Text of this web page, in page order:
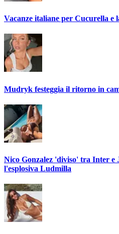
Vacanze italiane per Cucurella e
Mudryk festeggia il ritorno in
Nico Gonzalez 'diviso' tra Inter e
l'esplosiva Ludmilla